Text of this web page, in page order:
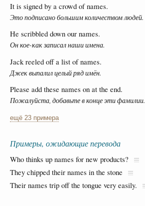
It is signed by a crowd of names.
Это подписано большим количеством людей.
He scribbled down our names.
Он кое-как записал наши имена.
Jack reeled off a list of names.
Джек выпалил целый ряд имён.
Please add these names on at the end.
Пожалуйста, добавьте в конце эти фамилии.
ещё 23 примера
Примеры, ожидающие перевода
Who thinks up names for new products?
They chipped their names in the stone
Their names trip off the tongue very easily.